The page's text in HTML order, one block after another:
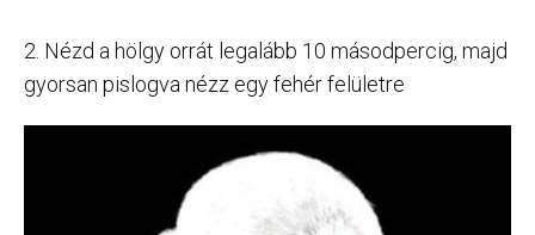
2. Nézd a hölgy orrát legalább 10 másodpercig, majd
gyorsan pislogva nézz egy fehér felületre